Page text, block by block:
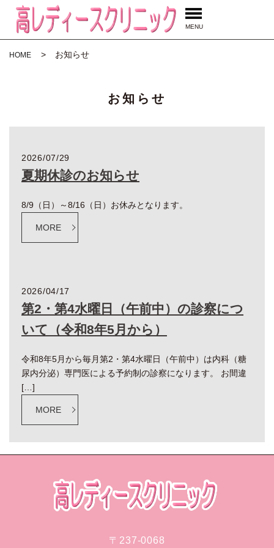
MENU
HOME お知らせ
お知らせ
2026/07/29
夏期休診のお知らせ
8/9（日）～8/16（日）お休みとなります。
MORE
2026/04/17
第2・第4水曜日（午前中）の診察につ
いて（令和8年5月から）
令和8年5月から毎月第2・第4水曜日（午前中）は内科（糖
尿内分泌）専門医による予約制の診察になります。 お間違
[…]
MORE
〒237-0068